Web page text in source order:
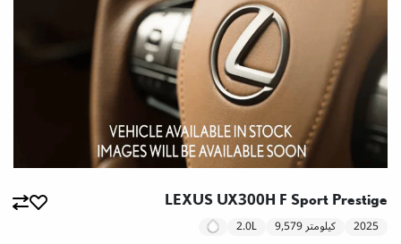
LEXUS UX300H F Sport Prestige
2025 9,579 كيلومتر 2.0L